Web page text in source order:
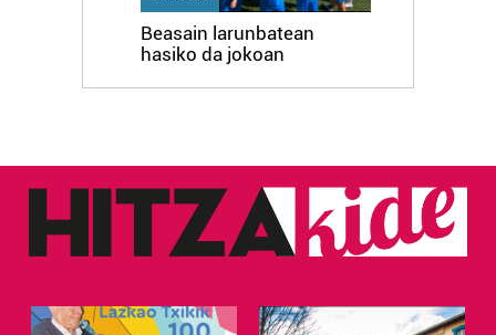
Beasain larunbatean
hasiko da jokoan